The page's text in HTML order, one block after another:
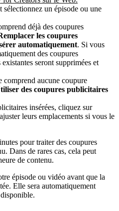
sélectionnez un épisode ou une
déjà des coupures
les coupures
automatiquement. Si vous
des coupures
seront supprimées et
comprend aucune coupure
des coupures publicitaires
insérées, cliquez sur
leurs emplacements si vous le
pour traiter des coupures
Dans de rares cas, cela peut
de contenu.
épisode ou vidéo avant que la
Elle sera automatiquement